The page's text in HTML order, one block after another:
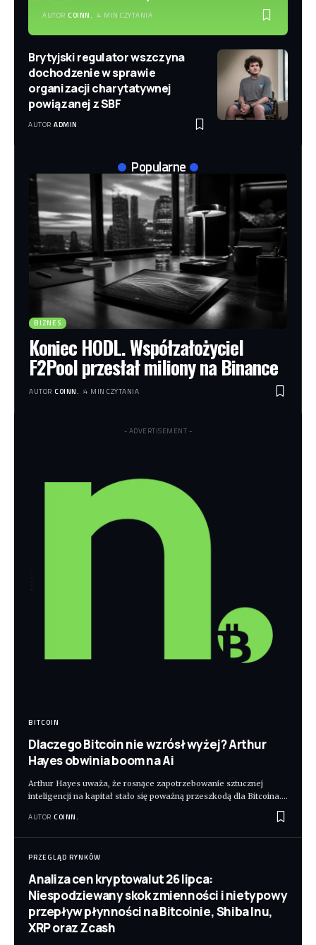
AUTOR COINN. 4 MIN CZYTANIA
Brytyjski regulator wszczyna
dochodzenie w sprawie
organizacji charytatywnej
powiązanej z SBF
AUTOR ADMIN
Popularne
BIZNES
Koniec HODL. Współzałożyciel
F2Pool przesłał miliony na Binance
AUTOR COINN. 4 MIN CZYTANIA
- ADVERTISEMENT -
BITCOIN
Dlaczego Bitcoin nie wzrósł wyżej? Arthur
Hayes obwinia boom na Ai
Arthur Hayes uważa, że rosnące zapotrzebowanie sztucznej
inteligencji na kapitał stało się poważną przeszkodą dla Bitcoina.…
AUTOR COINN.
PRZEGLĄD RYNKÓW
Analiza cen kryptowalut 26 lipca:
Niespodziewany skok zmienności i nietypowy
przepływ płynności na Bitcoinie, Shiba Inu,
XRP oraz Zcash